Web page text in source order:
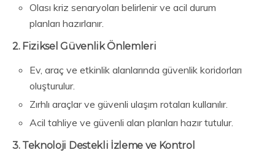
Olası kriz senaryoları belirlenir ve acil durum
planları hazırlanır.
2. Fiziksel Güvenlik Önlemleri
Ev, araç ve etkinlik alanlarında güvenlik koridorları
oluşturulur.
Zırhlı araçlar ve güvenli ulaşım rotaları kullanılır.
Acil tahliye ve güvenli alan planları hazır tutulur.
3. Teknoloji Destekli İzleme ve Kontrol